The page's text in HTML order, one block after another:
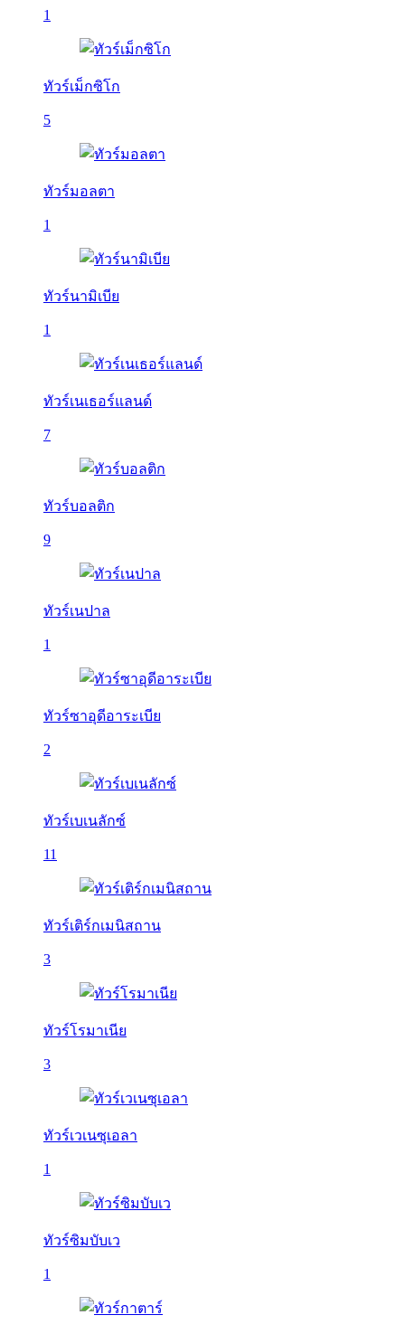
1
ทัวร์เม็กซิโก
5
ทัวร์มอลตา
1
ทัวร์นามิเบีย
1
ทัวร์เนเธอร์แลนด์
7
ทัวร์บอลติก
9
ทัวร์เนปาล
1
ทัวร์ซาอุดีอาระเบีย
2
ทัวร์เบเนลักซ์
11
ทัวร์เติร์กเมนิสถาน
3
ทัวร์โรมาเนีย
3
ทัวร์เวเนซุเอลา
1
ทัวร์ซิมบับเว
1